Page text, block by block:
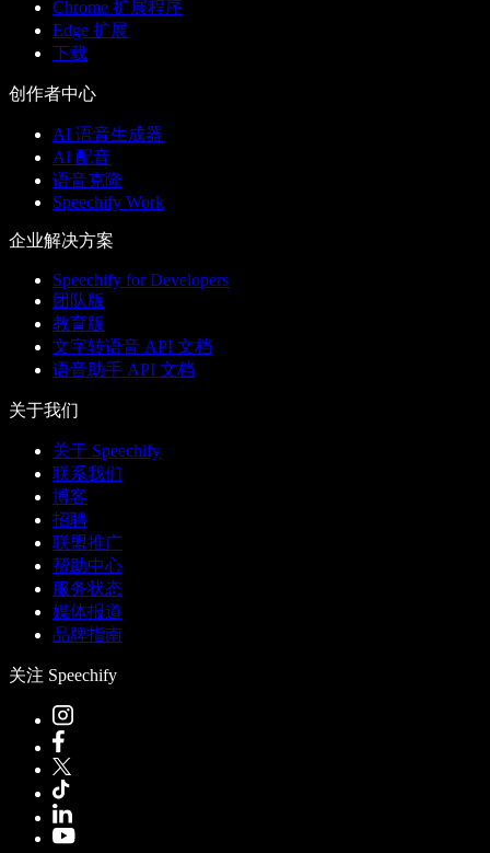
Chrome 扩展程序
Edge 扩展
下载
创作者中心
AI 语音生成器
AI 配音
语音克隆
Speechify Work
企业解决方案
Speechify for Developers
团队版
教育版
文字转语音 API 文档
语音助手 API 文档
关于我们
关于 Speechify
联系我们
博客
招聘
联盟推广
帮助中心
服务状态
媒体报道
品牌指南
关注 Speechify